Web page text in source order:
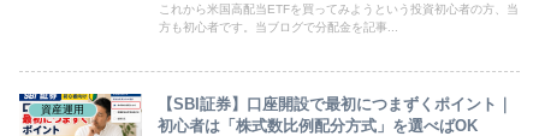
これから米国高配当ETFを買ってみようという投資初心者の方、当
方も初心者です。当ブログで分配金を記事...
資産運用
【SBI証券】口座開設で最初につまずくポイント｜
初心者は「株式数比例配分方式」を選べばOK